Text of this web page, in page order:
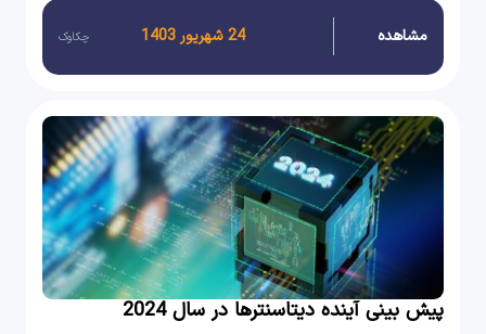
فریبنده، قربانیان را متقاعد می‌کنند تا اطلاعات شخصی
و حساس خود را افشا کنند.
مشاهده 24 شهریور 1403 چکاوک
پیش بینی آینده دیتاسنترها در سال 2024